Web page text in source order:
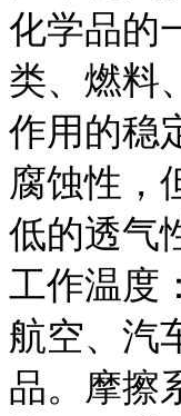
化学品的
类、燃料
作用的稳
腐蚀性，
低的透气
工作温度
航空、汽
品。摩擦